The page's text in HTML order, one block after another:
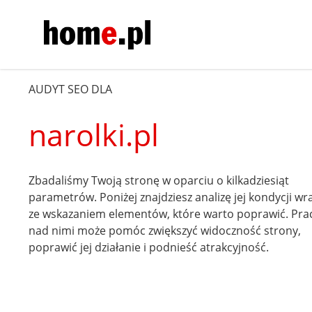
AUDYT SEO DLA
narolki.pl
Zbadaliśmy Twoją stronę w oparciu o kilkadziesiąt
parametrów. Poniżej znajdziesz analizę jej kondycji
ze wskazaniem elementów, które warto poprawić.
nad nimi może pomóc zwiększyć widoczność strony,
poprawić jej działanie i podnieść atrakcyjność.